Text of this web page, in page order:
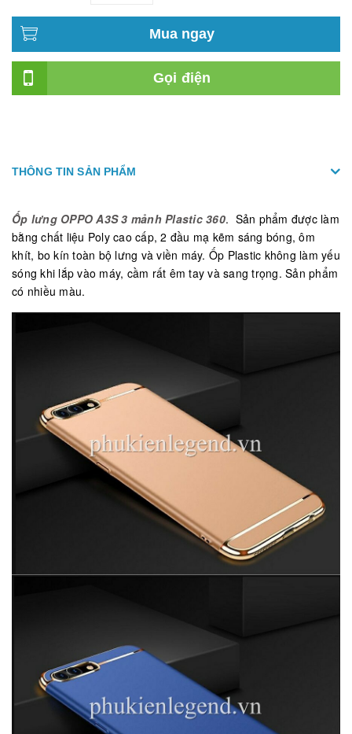
Mua ngay
Gọi điện
THÔNG TIN SẢN PHẨM
Ốp lưng OPPO A3S 3 mảnh Plastic 360. Sản phẩm được làm
bằng chất liệu Poly cao cấp, 2 đầu mạ kẽm sáng bóng, ôm
khít, bo kín toàn bộ lưng và viền máy. Ốp Plastic không làm yếu
sóng khi lắp vào máy, cầm rất êm tay và sang trọng. Sản phẩm
có nhiều màu.